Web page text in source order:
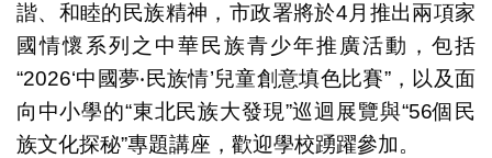
諧、和睦的民族精神，市政署將於4月推出兩項家
國情懷系列之中華民族青少年推廣活動，包括
“2026‘中國夢‧民族情’兒童創意填色比賽”，以及面
向中小學的“東北民族大發現”巡迴展覽與“56個民
族文化探秘”專題講座，歡迎學校踴躍參加。